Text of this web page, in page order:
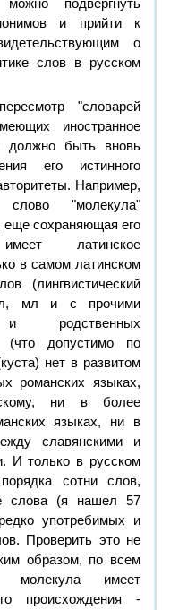
подвергнуть
и прийти к
о
слов в русском
"словарей
иностранное
должно быть вновь
его истинного
Например,
"молекула"
еще сохраняющая его
латинское
в самом латинском
(лингвистический
мл и с прочими
родственных
(что допустимо по
нет в развитом
романских языках,
ни в более
языках, ни в
славянскими и
И только в русском
сотни слов,
слова (я нашел 57
употребимых и
Проверить это не
образом, по всем
молекула имеет
происхождения -